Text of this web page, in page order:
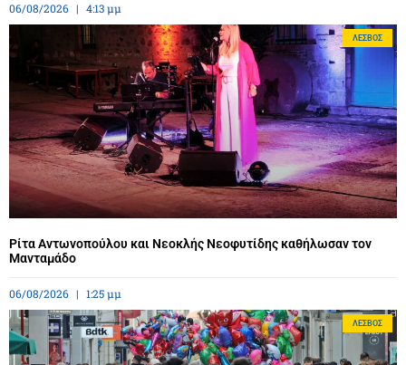
06/08/2026 4:13 μμ
ΛΈΣΒΟΣ
Ρίτα Αντωνοπούλου και Νεοκλής Νεοφυτίδης καθήλωσαν τον
Μανταμάδο
06/08/2026 1:25 μμ
ΛΈΣΒΟΣ